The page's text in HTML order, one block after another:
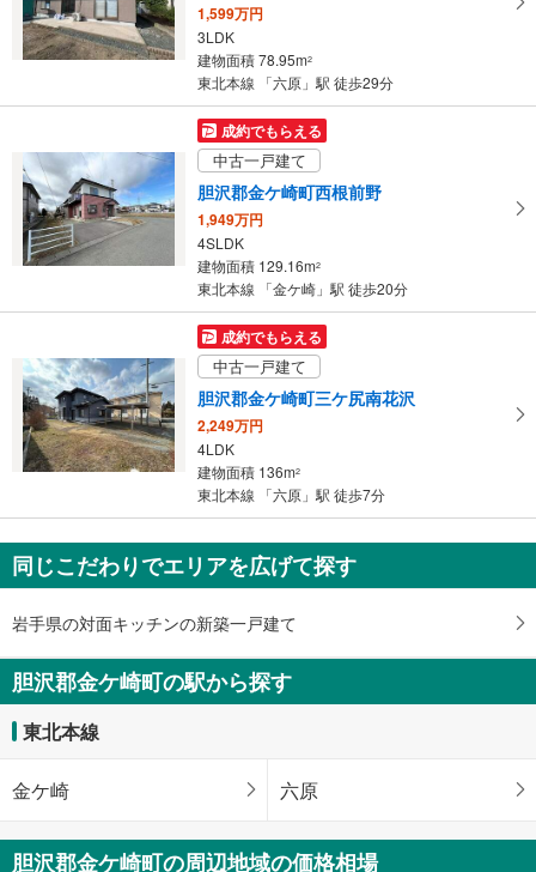
1,599万円
3LDK
建物面積 78.95m2
東北本線 「六原」駅 徒歩29分
成約でもらえる
中古一戸建て
胆沢郡金ケ崎町西根前野
1,949万円
4SLDK
建物面積 129.16m2
東北本線 「金ケ崎」駅 徒歩20分
成約でもらえる
中古一戸建て
胆沢郡金ケ崎町三ケ尻南花沢
2,249万円
4LDK
建物面積 136m2
東北本線 「六原」駅 徒歩7分
同じこだわりでエリアを広げて探す
岩手県の対面キッチンの新築一戸建て
胆沢郡金ケ崎町の駅から探す
東北本線
金ケ崎 六原
胆沢郡金ケ崎町の周辺地域の価格相場